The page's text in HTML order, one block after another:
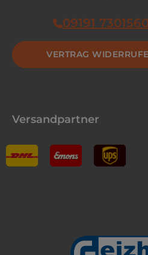
09191
VERTRAG
Versandpartner